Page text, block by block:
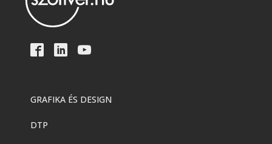
GRAFIKA ÉS DESIGN
DTP